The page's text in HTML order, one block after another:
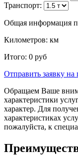
Транспорт:
Общая информация
Километров: км
Итого: 0 руб
Отправить заявку на
Обращаем Ваше
характеристики
характер. Для
характеристиках
пожалуйста, к